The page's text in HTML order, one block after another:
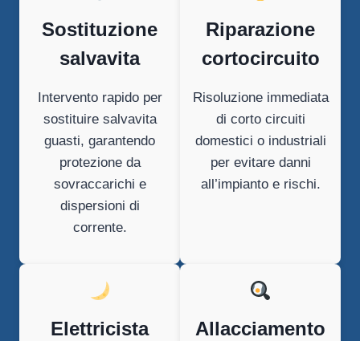
Sostituzione
salvavita
Intervento rapido per
sostituire salvavita
guasti, garantendo
protezione da
sovraccarichi e
dispersioni di
corrente.
Riparazione
cortocircuito
Risoluzione immediata
di corto circuiti
domestici o industriali
per evitare danni
all’impianto e rischi.
Elettricista
Allacciamento